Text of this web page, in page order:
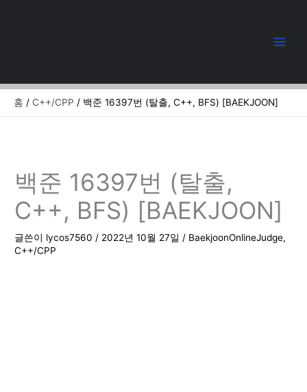
너
홈 C++/CPP 백준 16397번 (탈출, C++, BFS) [BAEKJOON]
백준 16397번 (탈출,
C++, BFS) [BAEKJOON]
글쓴이 lycos7560/ 2022년 10월 27일/ BaekjoonOnlineJudge,
C++/CPP